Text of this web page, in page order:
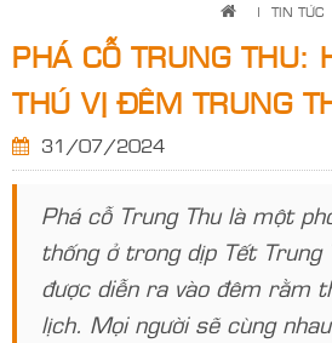
| TIN TỨC
PHÁ CỖ TRUNG THU:
THÚ VỊ ĐÊM TRUNG
31/07/2024
Phá cỗ Trung Thu là một
thống ở trong dịp Tết Trung
được diễn ra vào đêm rằm
lịch. Mọi người sẽ cùng